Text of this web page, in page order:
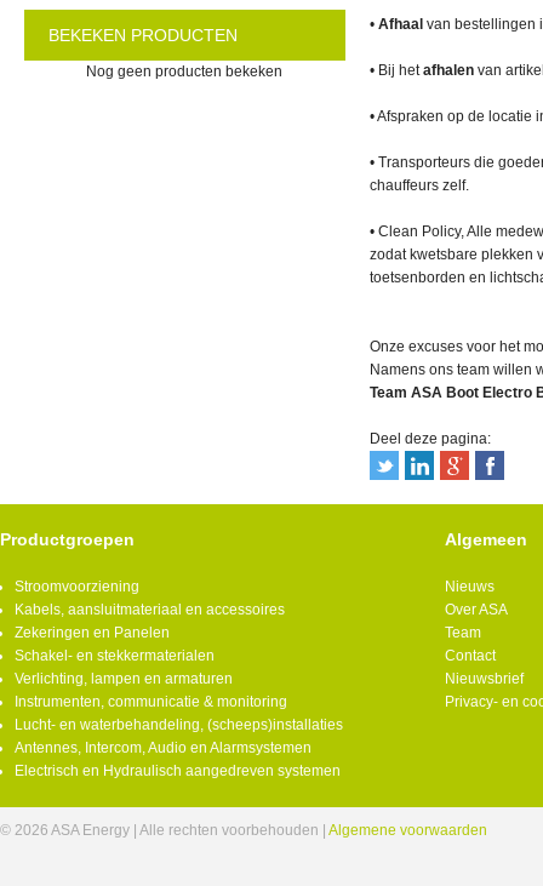
BEKEKEN PRODUCTEN
Nog geen producten bekeken
• Afhaal van bestellingen
• Bij hetafhalen van
• Afspraken op de locatie
• Transporteurs die
chauffeurs zelf. ​
• Clean Policy, Alle
zodat kwetsbare plekken
toetsenborden en
Onze excuses voor het
Namens ons team willen
Team ASA Boot Electro
Deel deze pagina:
Productgroepen
Stroomvoorziening
Kabels, aansluitmateriaal en accessoires
Zekeringen en Panelen
Schakel- en stekkermaterialen
Verlichting, lampen en armaturen
Instrumenten, communicatie & monitoring
Lucht- en waterbehandeling, (scheeps)installaties
Antennes, Intercom, Audio en Alarmsystemen
Electrisch en Hydraulisch aangedreven systemen
Algemeen
Nieuws
Over ASA
Team
Contact
Nieuwsbrief
Privacy- en
© 2026 ASA Energy | Alle rechten voorbehouden | Algemene voorwaarden